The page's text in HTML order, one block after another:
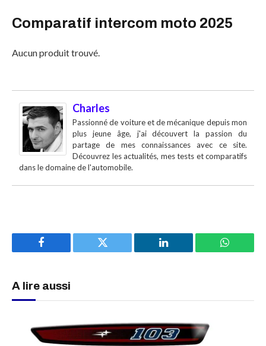
Comparatif intercom moto 2025
Aucun produit trouvé.
Charles
Passionné de voiture et de mécanique depuis mon
plus jeune âge, j'ai découvert la passion du
partage de mes connaissances avec ce site.
Découvrez les actualités, mes tests et comparatifs
dans le domaine de l'automobile.
Facebook Twitter LinkedIn
A lire aussi